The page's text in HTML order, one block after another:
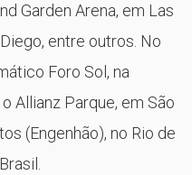
Garden Arena, em Las
entre outros. No
Foro Sol, na
Allianz Parque, em São
(Engenhão), no Rio de